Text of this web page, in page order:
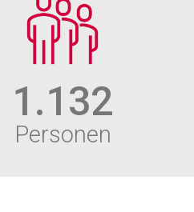
1.132
Personen